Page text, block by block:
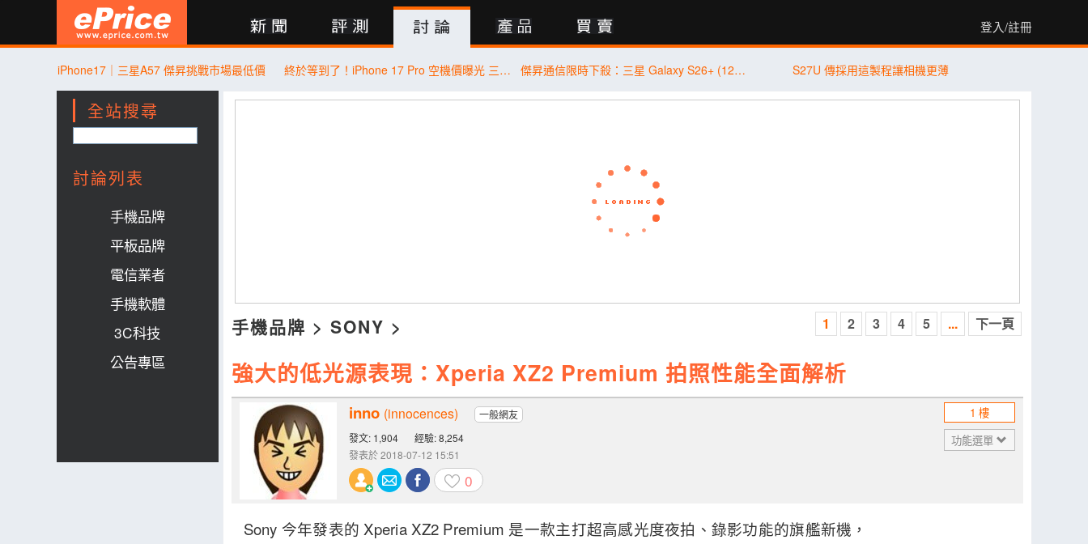
登入/註冊
評測 討論 產品 買賣 商城 登入 行動版
iPhone17｜三星A57 傑昇挑戰市場最低價 終於等到了！iPhone 17 Pro 空機價曝光 三星 Galaxy S26+ 狂降近 8 千 傑昇通信限時下殺：三星 Galaxy S26+ (12G/256G) 只要 $29,990 元！(8/6-8/9) S27U 傳採用這製程讓相機更薄
全站搜尋
討論列表
手機品牌
平板品牌
電信業者
手機軟體
3C科技
公告專區
手機品牌 > SONY > 1 2 3 4 5 ... 下一頁
強大的低光源表現：Xperia XZ2 Premium 拍照性能全面解析
inno (innocences)
一般網友
發文: 1,904
經驗: 8,254
發表於 2018-07-12 15:51
0
1 樓
功能選單
Sony 今年發表的 Xperia XZ2 Premium 是一款主打超高感光度夜拍、錄影功能的旗艦新機，